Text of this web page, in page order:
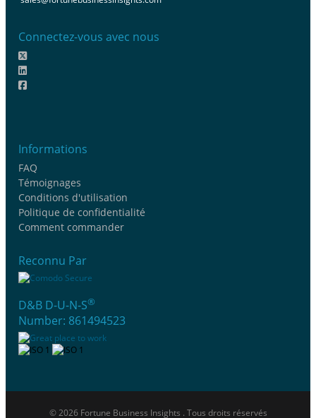
Connectez-vous avec nous
Informations
FAQ
Témoignages
Conditions d'utilisation
Politique de confidentialité
Comment commander
Reconnu Par
D&B D-U-N-S®
Number: 861494523
© 2026 Fortune Business Insights . Tous droits réservés